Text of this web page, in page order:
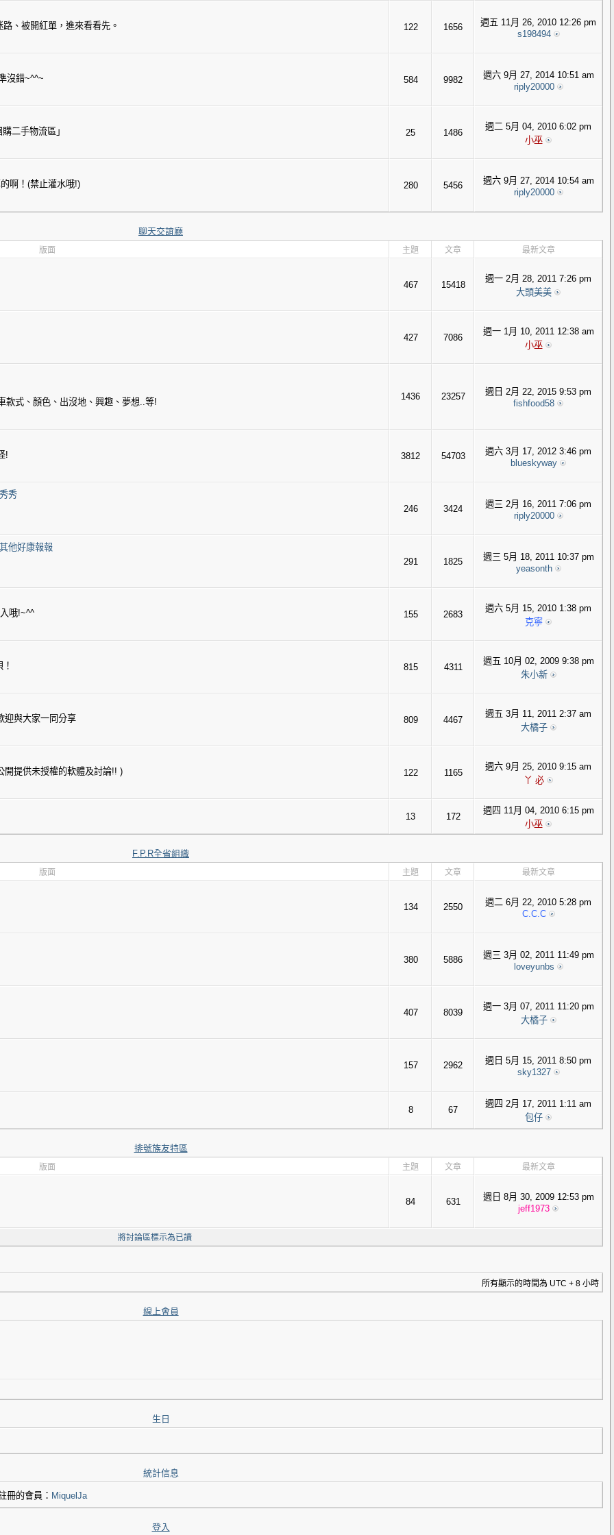
、被開紅單，進來看看先。 122 1656
週五 11月 26, 2010 12:26 pm
s198494
沒錯~^^~ 584 9982
週六 9月 27, 2014 10:51 am
riply20000
二手物流區」 25 1486
週二 5月 04, 2010 6:02 pm
小巫
啊！(禁止灌水哦!) 280 5456
週六 9月 27, 2014 10:54 am
riply20000
聊天交誼廳
版面 主題 文章 最新文章
467 15418
週一 2月 28, 2011 7:26 pm
大頭美美
427 7086
週一 1月 10, 2011 12:38 am
小巫
款式、顏色、出沒地、興趣、夢想..等!
1436 23257
週日 2月 22, 2015 9:53 pm
fishfood58
! 3812 54703
週六 3月 17, 2012 3:46 pm
blueskyway
秀
246
3424
週三 2月 16, 2011 7:06 pm
riply20000
其他好康報報
291
1825
週三 5月 18, 2011 10:37 pm
yeasonth
哦!~^^ 155 2683
週六 5月 15, 2010 1:38 pm
克寧
815 4311
週五 10月 02, 2009 9:38 pm
朱小新
迎與大家一同分享 809 4467
週五 3月 11, 2011 2:37 am
大橘子
開提供未授權的軟體及討論!! ) 122 1165
週六 9月 25, 2010 9:15 am
丫 必
13 172
週四 11月 04, 2010 6:15 pm
小巫
F.P.R全省組織
版面 主題 文章 最新文章
134 2550
週二 6月 22, 2010 5:28 pm
C.C.C
380 5886
週三 3月 02, 2011 11:49 pm
loveyunbs
407 8039
週一 3月 07, 2011 11:20 pm
大橘子
157 2962
週日 5月 15, 2011 8:50 pm
sky1327
8 67
週四 2月 17, 2011 1:11 am
包仔
排號族友特區
版面 主題 文章 最新文章
84 631
週日 8月 30, 2009 12:53 pm
jeff1973
將討論區標示為已讀
所有顯示的時間為 UTC + 8 小時
線上會員
生日
統計信息
冊的會員： MiquelJa
登入